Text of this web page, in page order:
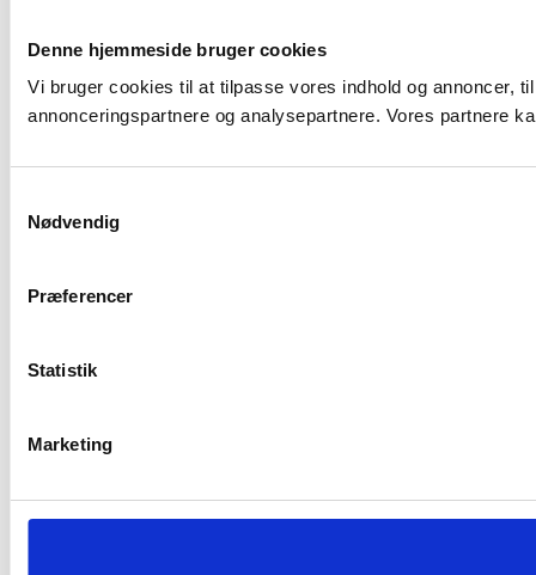
Denne hjemmeside bruger cookies
Vi bruger cookies til at tilpasse vores indhold og annoncer,
annonceringspartnere og analysepartnere. Vores partnere
Nødvendig
Præferencer
Statistik
Marketing